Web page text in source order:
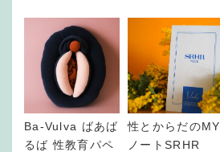
¥
6
,
3
–
Ba-Vulva ばあば
るば 性教育パペ
性とからだのMY
ノートSRHR